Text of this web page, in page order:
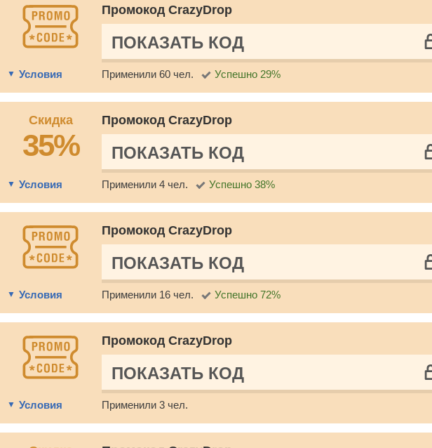
Промокод CrazyDrop
ПОКАЗАТЬ КОД
Условия Применили 60 чел. Успешно 29%
Скидка
35%
Промокод CrazyDrop
ПОКАЗАТЬ КОД
Условия Применили 4 чел. Успешно 38%
Промокод CrazyDrop
ПОКАЗАТЬ КОД
Условия Применили 16 чел. Успешно 72%
Промокод CrazyDrop
ПОКАЗАТЬ КОД
Условия Применили 3 чел.